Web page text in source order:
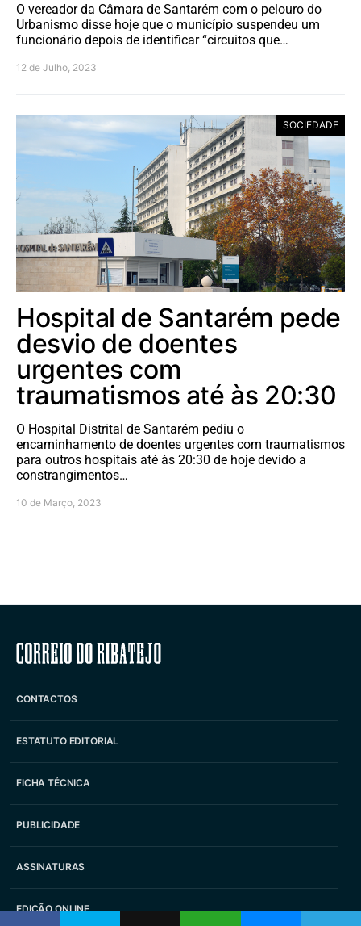
O vereador da Câmara de Santarém com o pelouro do
Urbanismo disse hoje que o município suspendeu um
funcionário depois de identificar “circuitos que…
12 de Julho, 2023
SOCIEDADE
Hospital de Santarém pede
desvio de doentes
urgentes com
traumatismos até às 20:30
O Hospital Distrital de Santarém pediu o
encaminhamento de doentes urgentes com traumatismos
para outros hospitais até às 20:30 de hoje devido a
constrangimentos…
10 de Março, 2023
Correio do Ribatejo
CONTACTOS
ESTATUTO EDITORIAL
FICHA TÉCNICA
PUBLICIDADE
ASSINATURAS
EDIÇÃO ONLINE